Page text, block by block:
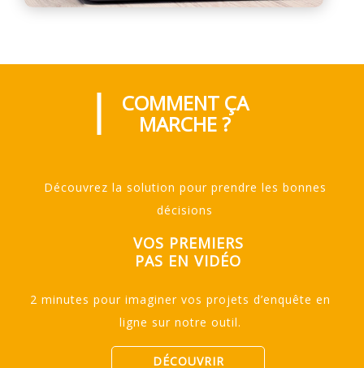
COMMENT ÇA
MARCHE ?
Découvrez la solution pour prendre les bonnes
décisions
VOS PREMIERS
PAS EN VIDÉO
2 minutes pour imaginer vos projets d’enquête en
ligne sur notre outil.
DÉCOUVRIR